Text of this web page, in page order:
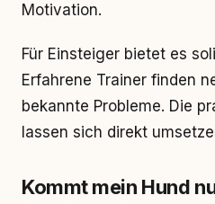
Motivation.
Für Einsteiger bietet es
Erfahrene Trainer finden
bekannte Probleme. Die
lassen sich direkt
Kommt mein Hund